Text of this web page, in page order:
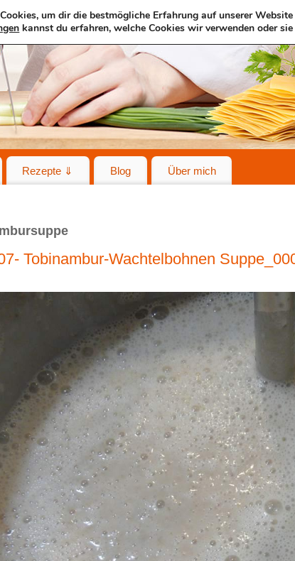
Rezepte ⇓ Blog Über mich
Tobinambur-Wachtelbohnen
um dir die bestmögliche Erfahrung auf unserer
kannst du erfahren, welche Cookies wir verwenden oder